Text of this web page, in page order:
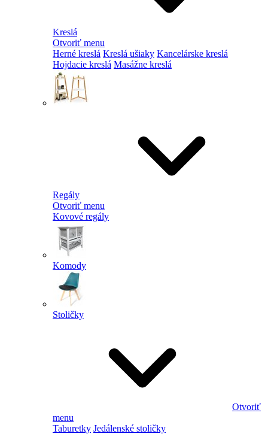
Kreslá
Otvoriť menu
Herné kreslá Kreslá ušiaky Kancelárske kreslá
Hojdacie kreslá Masážne kreslá
Regály
Otvoriť menu
Kovové regály
Komody
Stoličky
Otvoriť
menu
Taburetky Jedálenské stoličky